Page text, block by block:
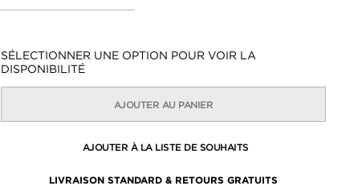
Disponibilité:
SÉLECTIONNER UNE OPTION POUR VOIR LA
DISPONIBILITÉ
AJOUTER AU PANIER
AJOUTER À LA LISTE DE SOUHAITS
LIVRAISON STANDARD & RETOURS GRATUITS